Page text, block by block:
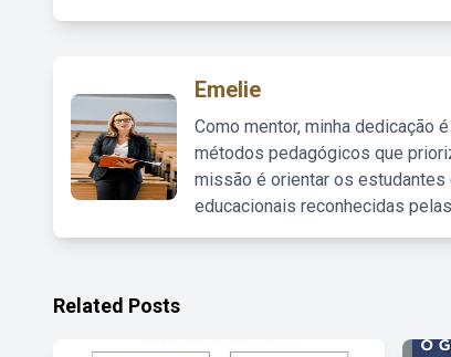
Emelie
Como mentor, minha dedicação
métodos pedagógicos que
missão é orientar os estudantes
educacionais reconhecidas
Related Posts